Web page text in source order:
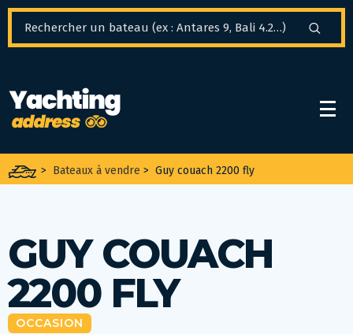
> Bateaux à vendre > Guy couach 2200 fly
GUY COUACH
2200 FLY
OCCASION
Panneau de gestion des cookies